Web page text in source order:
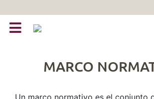
MARCO
Un marco normativo es el conjunto